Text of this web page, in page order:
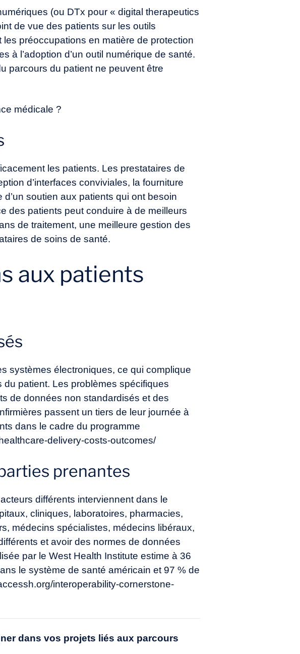
(ou DTx pour « digital therapeutics
de vue des patients sur les outils
préoccupations en matière de protection
à l’adoption d’un outil numérique de santé.
parcours du patient ne peuvent être
médicale ?
les patients. Les prestataires de
d’interfaces conviviales, la fourniture
d’un soutien aux patients qui ont besoin
des patients peut conduire à de meilleurs
de traitement, une meilleure gestion des
de soins de santé.
aux patients
systèmes électroniques, ce qui complique
du patient. Les problèmes spécifiques
de données non standardisés et des
passent un tiers de leur journée à
dans le cadre du programme
delivery-costs-outcomes/
prenantes
différents interviennent dans le
cliniques, laboratoires, pharmacies,
médecins spécialistes, médecins libéraux,
et avoir des normes de données
par le West Health Institute estime à 36
le système de santé américain et 97 % de
interoperability-cornerstone-
dans vos projets liésaux parcours